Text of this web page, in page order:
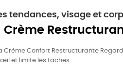
tendances, visage et
- Crème
Confort Restructurante Regard
et limite les taches.